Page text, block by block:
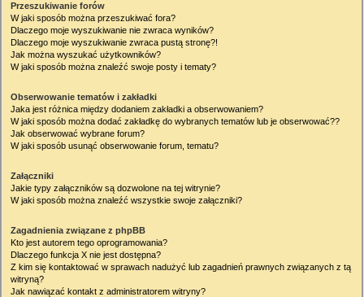
Przeszukiwanie forów
W jaki sposób można przeszukiwać fora?
Dlaczego moje wyszukiwanie nie zwraca wyników?
Dlaczego moje wyszukiwanie zwraca pustą stronę?!
Jak można wyszukać użytkowników?
W jaki sposób można znaleźć swoje posty i tematy?
Obserwowanie tematów i zakładki
Jaka jest różnica między dodaniem zakładki a obserwowaniem?
W jaki sposób można dodać zakładkę do wybranych tematów lub je obserwować??
Jak obserwować wybrane forum?
W jaki sposób usunąć obserwowanie forum, tematu?
Załączniki
Jakie typy załączników są dozwolone na tej witrynie?
W jaki sposób można znaleźć wszystkie swoje załączniki?
Zagadnienia związane z phpBB
Kto jest autorem tego oprogramowania?
Dlaczego funkcja X nie jest dostępna?
Z kim się kontaktować w sprawach nadużyć lub zagadnień prawnych związanych z tą
witryną?
Jak nawiązać kontakt z administratorem witryny?